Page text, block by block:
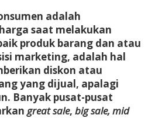
adalah
saat melakukan
produk barang dan atau
marketing, adalah hal
diskon atau
yang dijual, apalagi
Banyak pusat-pusat
great sale, big sale, mid